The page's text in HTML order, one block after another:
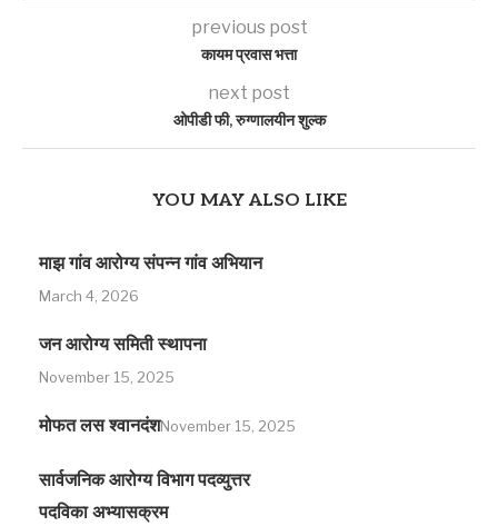
previous post
कायम प्रवास भत्ता
next post
ओपीडी फी, रुग्णालयीन शुल्क
YOU MAY ALSO LIKE
माझ गांव आरोग्य संपन्न गांव अभियान
March 4, 2026
जन आरोग्य समिती स्थापना
November 15, 2025
मोफत लस श्वानदंशNovember 15, 2025
सार्वजनिक आरोग्य विभाग पदव्युत्तर
पदविका अभ्यासक्रम